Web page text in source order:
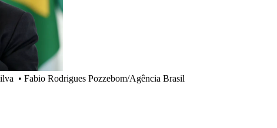
• Fabio Rodrigues Pozzebom/Agência Brasil